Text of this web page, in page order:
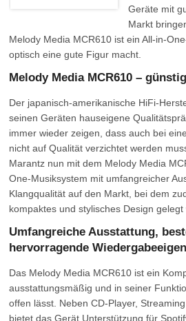
Geräte mit
Markt
Melody Media MCR610 ist ein All-in-
optisch eine gute Figur macht.
Melody Media MCR610 –
Der japanisch-amerikanische HiFi-
seinen Geräten hauseigene
immer wieder zeigen, dass auch bei
nicht auf Qualität verzichtet werden
Marantz nun mit dem Melody Media
One-Musiksystem mit umfangreicher
Klangqualität auf den Markt, bei dem
kompaktes und stylisches Design gelegt
Umfangreiche Ausstattung,
hervorragende
Das Melody Media MCR610 ist ein
ausstattungsmäßig und in seiner
offen lässt. Neben CD-Player,
bietet das Gerät Unterstützung für